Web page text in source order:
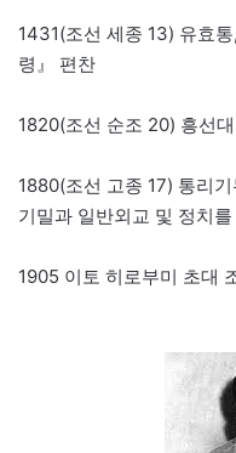
1431(조선 세종 13) 유효
령』 편찬
1820(조선 순조 20) 흥선
1880(조선 고종 17) 통리
기밀과 일반외교 및 정치
1905 이토 히로부미 초대